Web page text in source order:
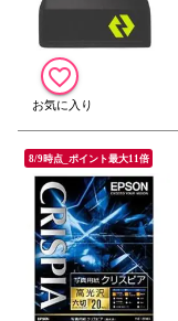
8/9時点_ポイント最大11倍